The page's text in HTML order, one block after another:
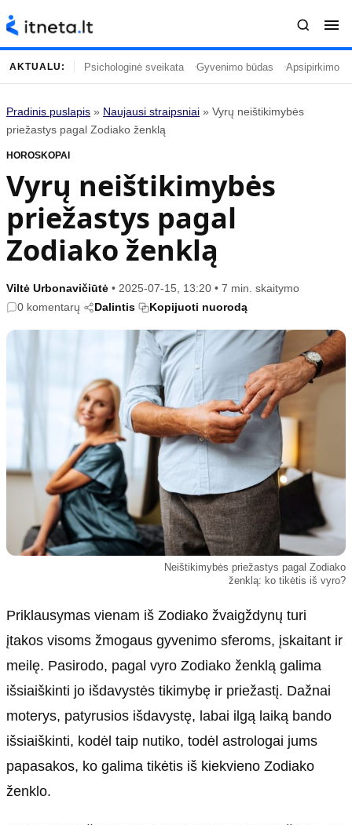
Turinys
Naujausi straipsniai
Gyvenimas
Įdomybės
Mada
Mokslas
Kulinarija
Technologijos
Gyvenimo būdas
Vasaros mada
Populiaru
Sodas ir daržas
Sveikata ir grožis
Psichologinė sveikata
Tvari mada
Informacija
Etikos politika
Klaidų taisymo politika
Naudojimo sąlygos
Privatumo politika
Reklamos politika
Slapukų politika
Redakcija
Apie mus
AKTUALU: Psichologinė sveikata Gyvenimo būdas Apsipirkimo
Pradinis puslapis » Naujausi straipsniai » Vyrų neištikimybės
priežastys pagal Zodiako ženklą
HOROSKOPAI
Vyrų neištikimybės
priežastys pagal
Zodiako ženklą
Viltė Urbonavičiūtė • 2025-07-15, 13:20 • 7 min. skaitymo
0 komentarų
Dalintis Kopijuoti nuorodą
Neištikimybės priežastys pagal Zodiako
ženklą: ko tikėtis iš vyro?
Priklausymas vienam iš Zodiako žvaigždynų turi
įtakos visoms žmogaus gyvenimo sferoms, įskaitant ir
meilę. Pasirodo, pagal vyro Zodiako ženklą galima
išsiaiškinti jo išdavystės tikimybę ir priežastį. Dažnai
moterys, patyrusios išdavystę, labai ilgą laiką bando
išsiaiškinti, kodėl taip nutiko, todėl astrologai jums
papasakos, ko galima tikėtis iš kiekvieno Zodiako
ženklo.